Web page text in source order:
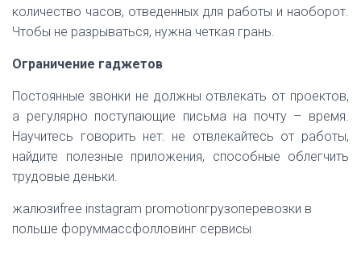
количество часов, отведенных для работы и наоборот.
Чтобы не разрываться, нужна четкая грань.
Ограничение гаджетов
Постоянные звонки не должны отвлекать от проектов,
а регулярно поступающие письма на почту – время.
Научитесь говорить нет: не отвлекайтесь от работы,
найдите полезные приложения, способные облегчить
трудовые деньки.
жалюзиfree instagram promotionгрузоперевозки в
польше форуммассфолловинг сервисы